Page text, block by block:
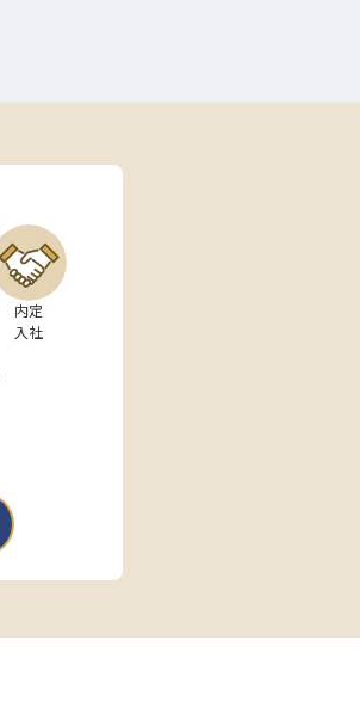
内定
入社